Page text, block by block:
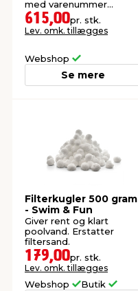
med varenummer
9055859
615,00pr. stk.
Lev. omk. tillægges
Webshop
Se mere
Filterkugler 500 gram
- Swim & Fun
Giver rent og klart
poolvand. Erstatter
filtersand.
179,00pr. stk.
Lev. omk. tillægges
Webshop Butik